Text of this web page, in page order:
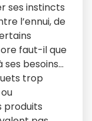
ses instincts
l’ennui, de
faut-il que
besoins…
trop
produits